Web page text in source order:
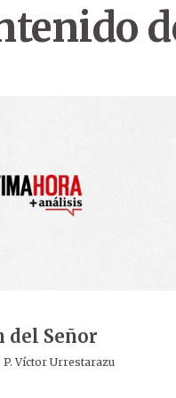
del Señor
P. Víctor Urrestarazu